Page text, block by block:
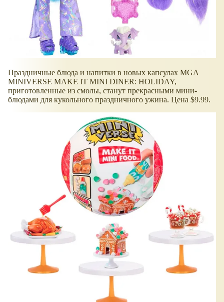
Праздничные блюда и напитки в новых капсулах MGA
MINIVERSE MAKE IT MINI DINER: HOLIDAY,
приготовленные из смолы, станут прекрасными мини-
блюдами для кукольного праздничного ужина. Цена $9.99.